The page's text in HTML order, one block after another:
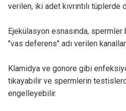
verilen, iki adet kıvrıntılı tüplerde
Ejekülasyon esnasında, spermler
"vas deferens" adı verilen
Klamidya ve gonore gibi
tıkayabilir ve spermlerin
engelleyebilir.